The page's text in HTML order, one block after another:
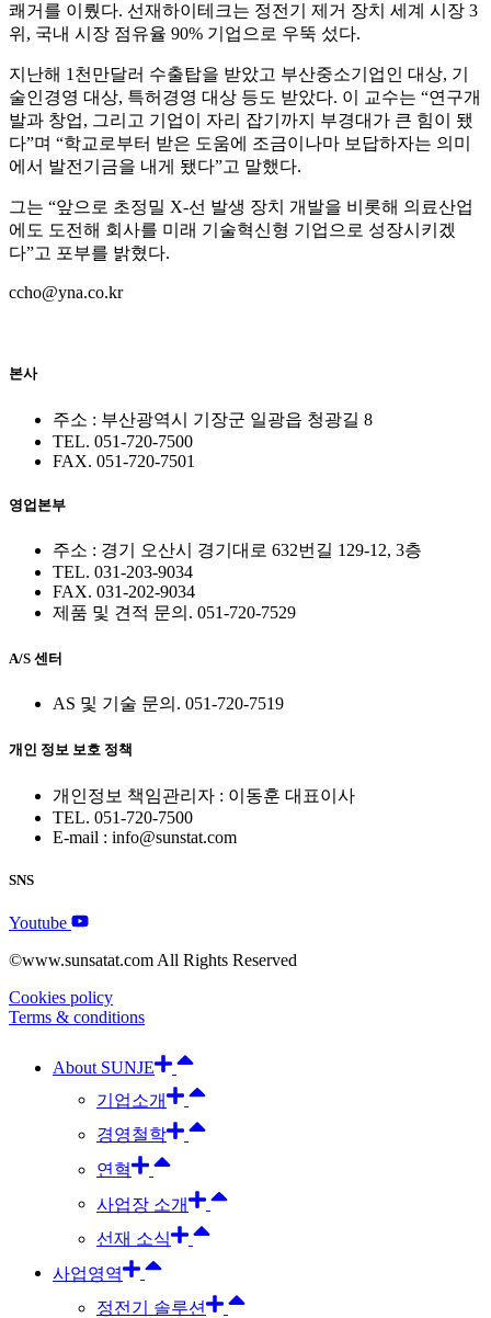
쾌거를 이뤘다. 선재하이테크는 정전기 제거 장치 세계 시장 3
위, 국내 시장 점유율 90% 기업으로 우뚝 섰다.
지난해 1천만달러 수출탑을 받았고 부산중소기업인 대상, 기
술인경영 대상, 특허경영 대상 등도 받았다. 이 교수는 “연구개
발과 창업, 그리고 기업이 자리 잡기까지 부경대가 큰 힘이 됐
다”며 “학교로부터 받은 도움에 조금이나마 보답하자는 의미
에서 발전기금을 내게 됐다”고 말했다.
그는 “앞으로 초정밀 X-선 발생 장치 개발을 비롯해 의료산업
에도 도전해 회사를 미래 기술혁신형 기업으로 성장시키겠
다”고 포부를 밝혔다.
ccho@yna.co.kr
본사
주소 : 부산광역시 기장군 일광읍 청광길 8
TEL. 051-720-7500
FAX. 051-720-7501
영업본부
주소 : 경기 오산시 경기대로 632번길 129-12, 3층
TEL. 031-203-9034
FAX. 031-202-9034
제품 및 견적 문의. 051-720-7529
A/S 센터
AS 및 기술 문의. 051-720-7519
개인 정보 보호 정책
개인정보 책임관리자 : 이동훈 대표이사
TEL. 051-720-7500
E-mail : info@sunstat.com
SNS
Youtube
©www.sunsatat.com All Rights Reserved
Cookies policy
Terms & conditions
About SUNJE
기업소개
경영철학
연혁
사업장 소개
선재 소식
사업영역
정전기 솔루션